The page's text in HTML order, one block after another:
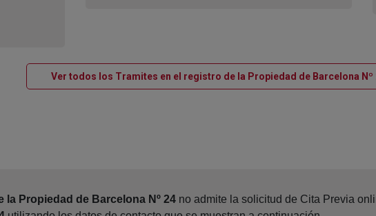
Ver todos los Tramites en el registro de la Propiedad de Barcelona Nº
la Propiedad de Barcelona Nº 24 no admite la solicitud de Cita Previa